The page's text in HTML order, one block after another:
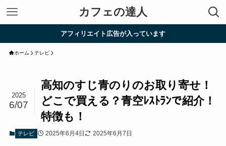
カフェの達人
アフィリエイト広告が入っています
ホーム テレビ
高知のすじ青のりのお取り寄せ！
どこで買える？青空ﾚｽﾄﾗﾝで紹介！
特徴も！
2025
6/07
テレビ 2025年6月4日 2025年6月7日